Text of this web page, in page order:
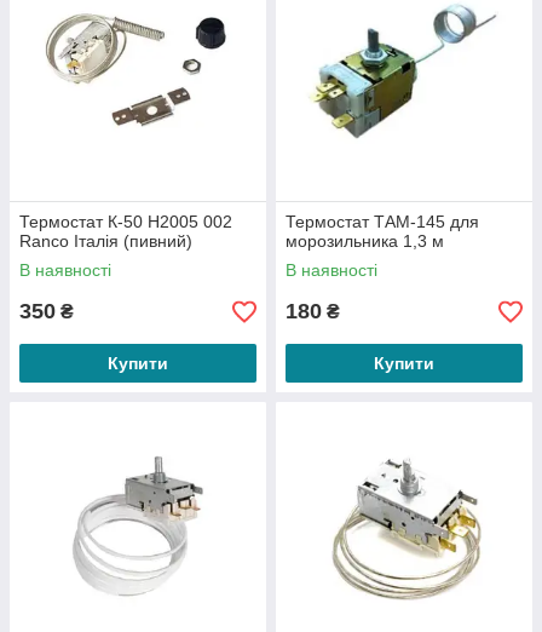
Термостат К-50 H2005 002
Ranco Італія (пивний)
В наявності
350 ₴
Купити
Термостат ТАМ-145 для
морозильника 1,3 м
В наявності
180 ₴
Купити